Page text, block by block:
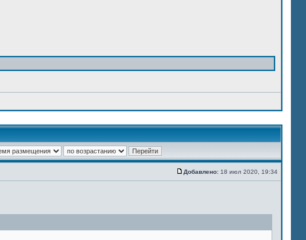
Добавлено: 18 июл 2020, 19:34